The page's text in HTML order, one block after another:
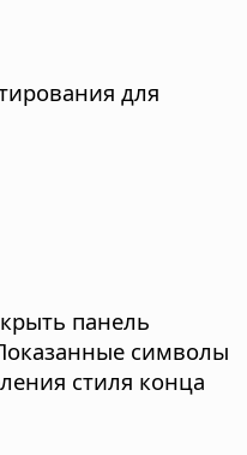
для
панель
символы
стиля конца